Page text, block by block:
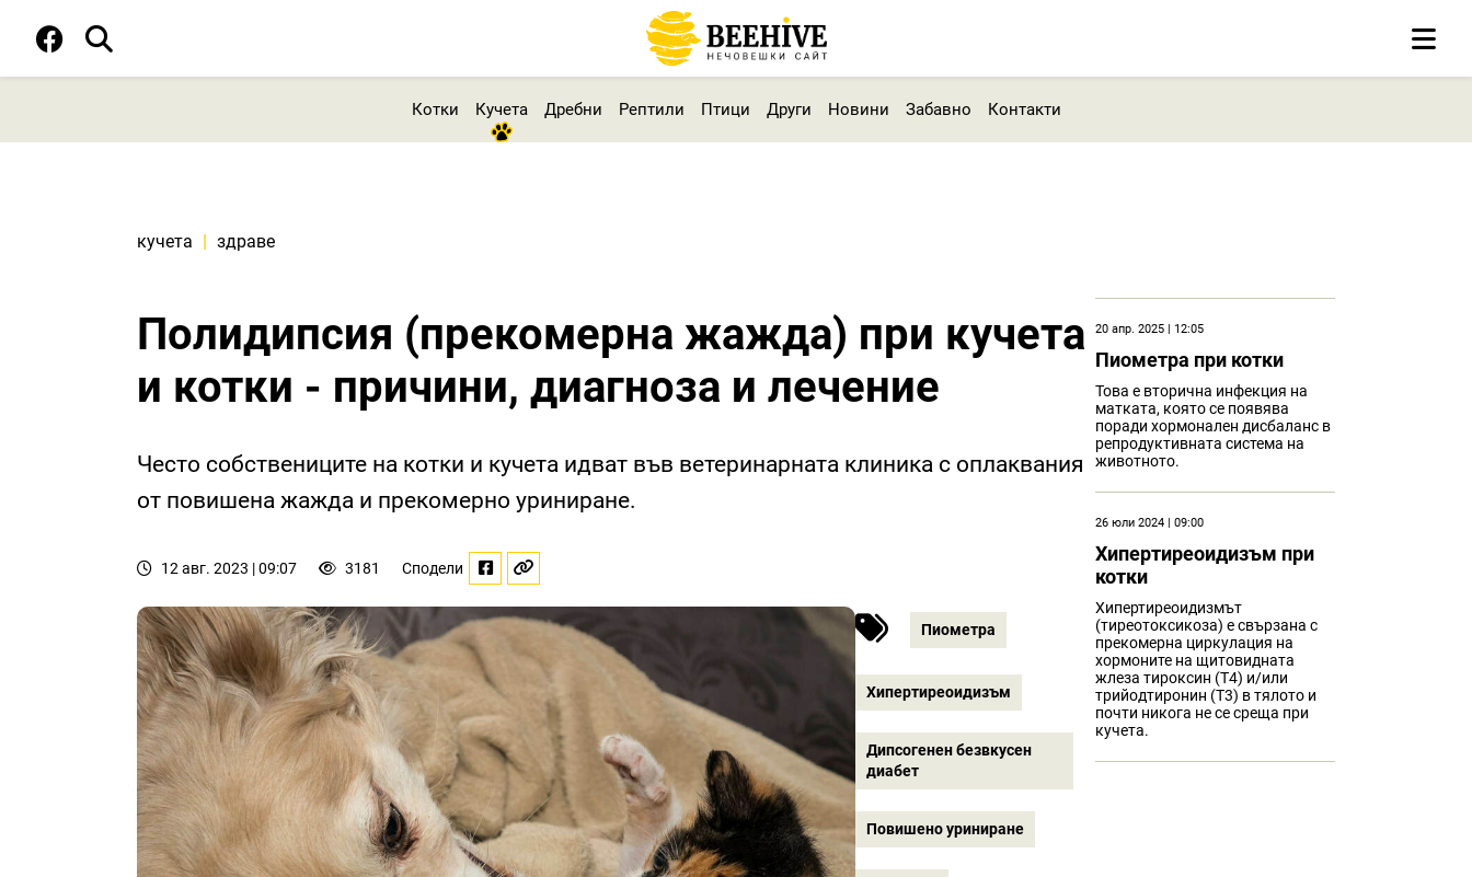
Котки Кучета Дребни Рептили Птици Други Новини Забавно Контакти
кучета | здраве
Полидипсия (прекомерна жажда) при кучета
и котки - причини, диагноза и лечение
Често собствениците на котки и кучета идват във ветеринарната клиника с оплаквания
от повишена жажда и прекомерно уриниране.
12 авг. 2023 | 09:07 3181 Сподели
Пиометра
Хипертиреоидизъм
Дипсогенен безвкусен
диабет
Повишено уриниране
20 апр. 2025 | 12:05
Пиометра при котки
Това е вторична инфекция на
матката, която се появява
поради хормонален дисбаланс в
репродуктивната система на
животното.
26 юли 2024 | 09:00
Хипертиреоидизъм при
котки
Хипертиреоидизмът
(тиреотоксикоза) е свързана с
прекомерна циркулация на
хормоните на щитовидната
жлеза тироксин (Т4) и/или
трийодтиронин (Т3) в тялото и
почти никога не се среща при
кучета.